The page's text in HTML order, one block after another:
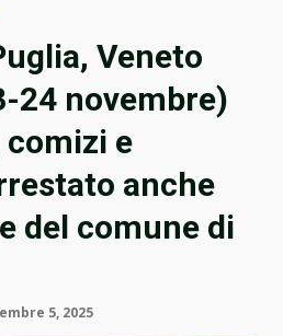
Veneto
24 novembre)
e
anche
del comune di
5, 2025